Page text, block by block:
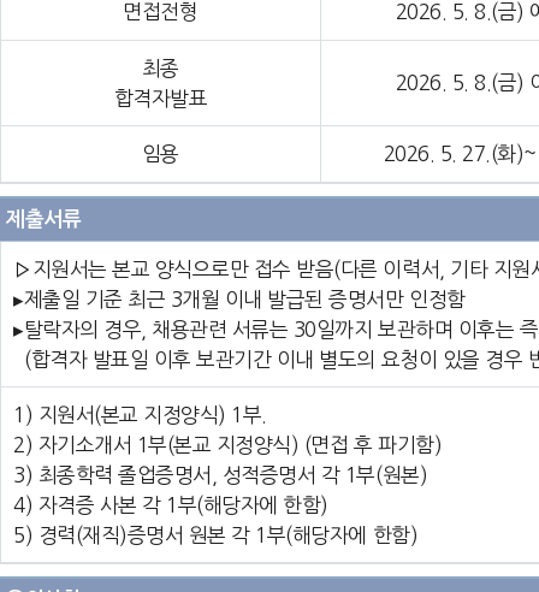
면접전형 2026. 5. 8.(금)
최종
합격자발표
2026 . 5 . 8 .(금)
임용 2026. 5. 27.(화)~
제출서류
▹지원서는 본교 양식으로만 접수 받음(다른 이력서, 기타 지원
▸제출일 기준 최근 3개월 이내 발급된 증명서만 인정함
▸탈락자의 경우, 채용관련 서류는 30일까지 보관하며 이후는
(합격자 발표일 이후 보관기간 이내 별도의 요청이 있을 경우
1) 지원서(본교 지정양식) 1부.
2) 자기소개서 1부(본교 지정양식) (면접 후 파기함)
3) 최종학력 졸업증명서, 성적증명서 각 1부(원본)
4) 자격증 사본 각 1부(해당자에 한함)
5) 경력(재직)증명서 원본 각 1부(해당자에 한함)